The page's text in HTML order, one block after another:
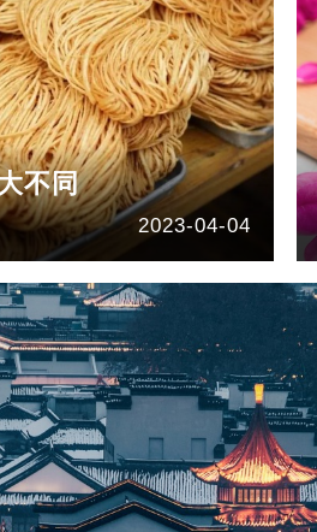
不同
2023-04-04